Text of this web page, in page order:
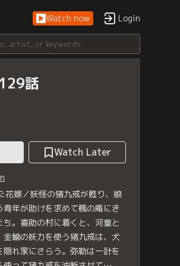
Watch now Login
話
Watch Later
嫁／妖怪の猪九戒が甦り、娘
年が助けを求めて楓の庵にき
。喜助の村に着くと、河童と
輪の妖力を使う猪九戒は、犬
れ家にさらう。弥勒は一計を